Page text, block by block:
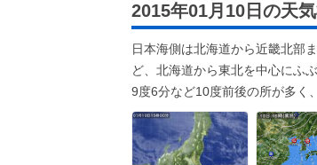
2015年01月10日の天
日本海側は北海道から近畿北部
ど、北海道から東北を中心にふ
9度6分など10度前後の所が多く